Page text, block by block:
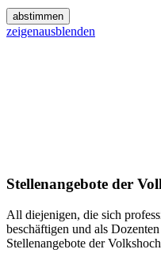
abstimmen
zeigenausblenden
Stellenangebote der
All diejenigen, die sich
beschäftigen und als
Stellenangebote der